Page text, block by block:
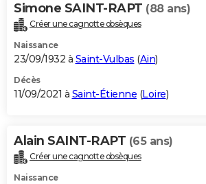
Alimentation
Guide de la santé
Maladies
Médicaments
Sommeil
VOYAGE
Destinations
City break
Voyage nature
Voyage de noces
Forum
Climat
+PHOTO
GUIDES D'ACHAT
BONS PLANS
Carte de Noël
Carte Bonne année
Carte Saint-Valentin
Carte Pâques
Carte d'anniversaire
DICTIONNAIRE
Dictionnaire
Biographies
Citations
Expressions
Proverbes
PROGRAMME TV
Simone SAINT-RAPT (88 ans)
Créer une cagnotte obsèques
Naissance
23/09/1932 à Saint-Vulbas (Ain)
Décès
11/09/2021 à Saint-Étienne (Loire)
Alain SAINT-RAPT (65 ans)
Créer une cagnotte obsèques
Naissance